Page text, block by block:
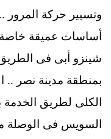
وتسيير حركة
أساسات عميقة خاصة
شينزو أبى فى
بمنطقة مدينة نصر ..
الكلى لطريق
السويس فى الوصلة